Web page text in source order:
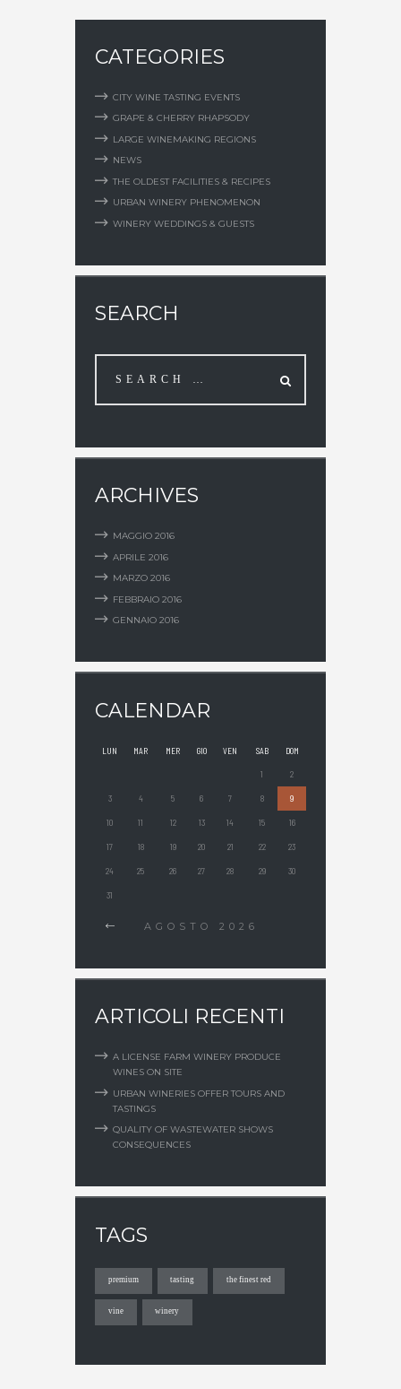
CATEGORIES
CITY WINE TASTING EVENTS
GRAPE & CHERRY RHAPSODY
LARGE WINEMAKING REGIONS
NEWS
THE OLDEST FACILITIES & RECIPES
URBAN WINERY PHENOMENON
WINERY WEDDINGS & GUESTS
SEARCH
ARCHIVES
MAGGIO 2016
APRILE 2016
MARZO 2016
FEBBRAIO 2016
GENNAIO 2016
CALENDAR
LUN MAR MER GIO VEN SAB DOM
1 2
3 4 5 6 7 8 9
10 11 12 13 14 15 16
17 18 19 20 21 22 23
24 25 26 27 28 29 30
31
AGOSTO 2026
ARTICOLI RECENTI
A LICENSE FARM WINERY PRODUCE
WINES ON SITE
URBAN WINERIES OFFER TOURS AND
TASTINGS
QUALITY OF WASTEWATER SHOWS
CONSEQUENCES
TAGS
premium tasting the finest red
vine winery